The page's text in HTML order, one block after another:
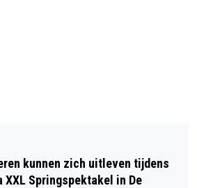
OP GOEREE-
IN WEEK 22
HARTELIJKE
kunnen zich uitleven tijdens
XXL Springspektakel in De